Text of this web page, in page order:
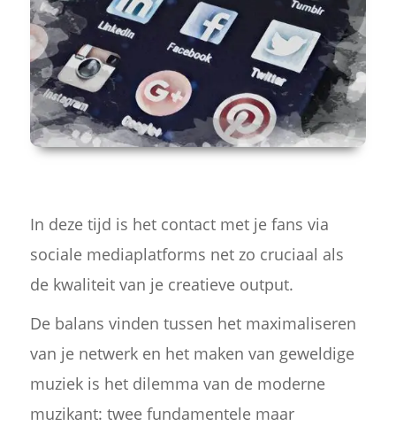
In deze tijd is het contact met je fans via
sociale mediaplatforms net zo cruciaal als
de kwaliteit van je creatieve output.
De balans vinden tussen het maximaliseren
van je netwerk en het maken van geweldige
muziek is het dilemma van de moderne
muzikant: twee fundamentele maar